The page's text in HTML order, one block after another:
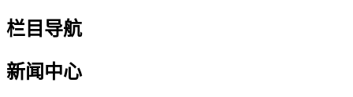
栏目导航
新闻中心